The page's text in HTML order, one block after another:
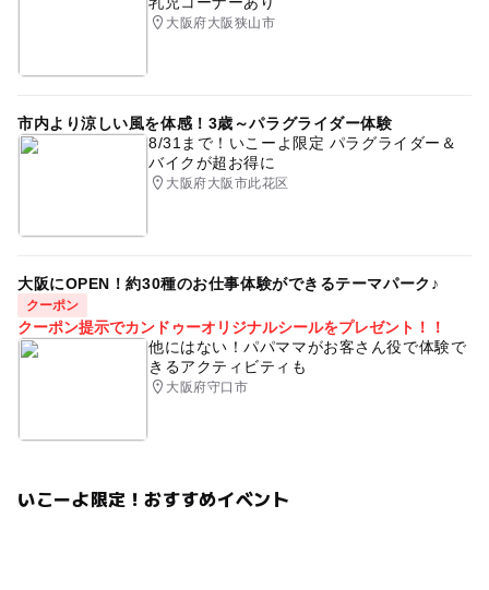
大阪府大阪狭山市
市内より涼しい風を体感！3歳～パラグライダー体験
8/31まで！いこーよ限定 パラグライダー＆
バイクが超お得に
大阪府大阪市此花区
大阪にOPEN！約30種のお仕事体験ができるテーマパーク♪
クーポン
クーポン提示でカンドゥーオリジナルシールをプレゼント！！
他にはない！パパママがお客さん役で体験で
きるアクティビティも
大阪府守口市
いこーよ限定！おすすめイベント